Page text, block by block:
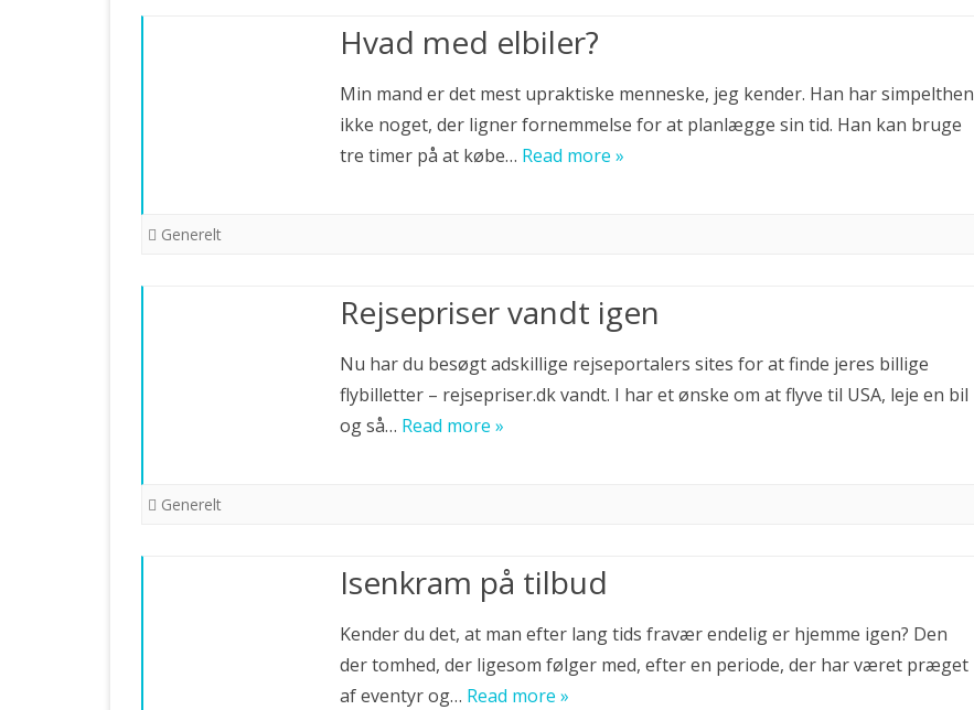
Hvad med elbiler?
Min mand er det mest upraktiske menneske, jeg kender. Han har simpelthen
ikke noget, der ligner fornemmelse for at planlægge sin tid. Han kan bruge
tre timer på at købe… Read more »
Generelt
Rejsepriser vandt igen
Nu har du besøgt adskillige rejseportalers sites for at finde jeres billige
flybilletter – rejsepriser.dk vandt. I har et ønske om at flyve til USA, leje en bil
og så… Read more »
Generelt
Isenkram på tilbud
Kender du det, at man efter lang tids fravær endelig er hjemme igen? Den
der tomhed, der ligesom følger med, efter en periode, der har været præget
af eventyr og… Read more »